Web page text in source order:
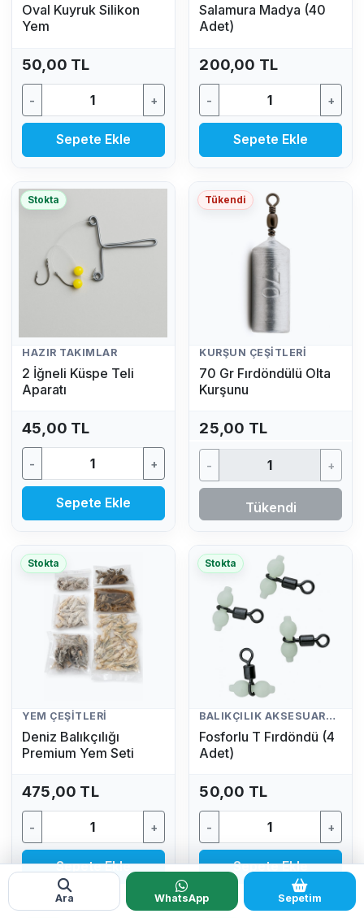
Ara WhatsApp Sepetim
Oval Kuyruk Silikon
Yem
50,00 TL
- +
Sepete Ekle
Salamura Madya (40
Adet)
200,00 TL
- +
Sepete Ekle
Stokta
HAZIR TAKIMLAR
2 İğneli Küspe Teli
Aparatı
45,00 TL
- +
Sepete Ekle
Tükendi
KURŞUN ÇEŞITLERI
70 Gr Fırdöndülü Olta
Kurşunu
25,00 TL
- +
Tükendi
Stokta
YEM ÇEŞITLERI
Deniz Balıkçılığı
Premium Yem Seti
475,00 TL
- +
Sepete Ekle
Stokta
BALIKÇILIK AKSESUARLARI
Fosforlu T Fırdöndü (4
Adet)
50,00 TL
- +
Sepete Ekle